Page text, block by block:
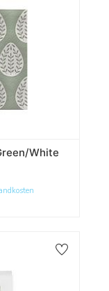
White